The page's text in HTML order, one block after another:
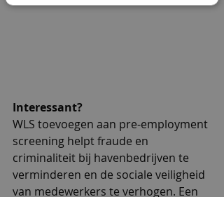
Interessant?
WLS toevoegen aan pre-employment
screening helpt fraude en
criminaliteit bij havenbedrijven te
verminderen en de sociale veiligheid
van medewerkers te verhogen. Een